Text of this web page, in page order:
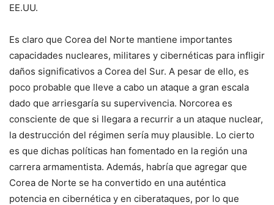
EE.UU.
Es claro que Corea del Norte mantiene importantes
capacidades nucleares, militares y cibernéticas para infligir
daños significativos a Corea del Sur. A pesar de ello, es
poco probable que lleve a cabo un ataque a gran escala
dado que arriesgaría su supervivencia. Norcorea es
consciente de que si llegara a recurrir a un ataque nuclear,
la destrucción del régimen sería muy plausible. Lo cierto
es que dichas políticas han fomentado en la región una
carrera armamentista. Además, habría que agregar que
Corea de Norte se ha convertido en una auténtica
potencia en cibernética y en ciberataques, por lo que